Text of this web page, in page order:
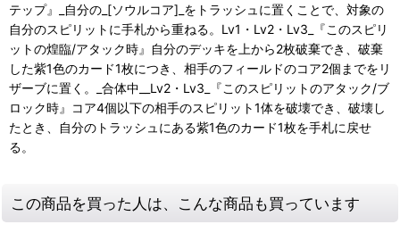
テップ』_自分の_[ソウルコア]_をトラッシュに置くことで、対象の
自分のスピリットに手札から重ねる。Lv1・Lv2・Lv3_『このスピリ
ットの煌臨/アタック時』自分のデッキを上から2枚破棄でき、破棄
した紫1色のカード1枚につき、相手のフィールドのコア2個までをリ
ザーブに置く。_合体中__Lv2・Lv3_『このスピリットのアタック/ブ
ロック時』コア4個以下の相手のスピリット1体を破壊でき、破壊し
たとき、自分のトラッシュにある紫1色のカード1枚を手札に戻せ
る。
この商品を買った人は、こんな商品も買っています